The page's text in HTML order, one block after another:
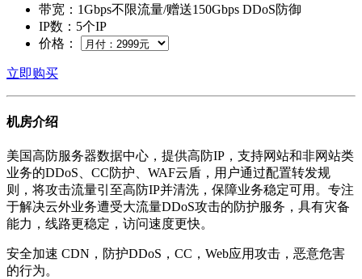
带宽：1Gbps不限流量/赠送150Gbps DDoS防御
IP数：5个IP
价格：
立即购买
机房介绍
美国高防服务器数据中心，提供高防IP，支持网站和非网站类
业务的DDoS、CC防护、WAF云盾，用户通过配置转发规
则，将攻击流量引至高防IP并清洗，保障业务稳定可用。专注
于解决云外业务遭受大流量DDoS攻击的防护服务，具有灾备
能力，线路更稳定，访问速度更快。
安全加速 CDN，防护DDoS，CC，Web应用攻击，恶意危害
的行为。